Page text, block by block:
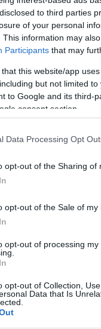
to third parties
of your personal
This information may
Participants that may
that this website/app
but not limited
to Google and its third-
consent section.
Data Processing Opt
opt-out of the Sharing of
opt-out of the Sale of my
opt-out of processing
opt-out of Collection,
Data that Is